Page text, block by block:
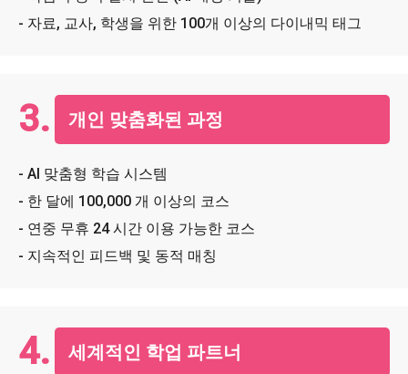
- 자료, 교사, 학생을 위한 100개 이상의 다이내믹 태그
3. 개인 맞춤화된 과정
- AI 맞춤형 학습 시스템
- 한 달에 100,000 개 이상의 코스
- 연중 무휴 24 시간 이용 가능한 코스
- 지속적인 피드백 및 동적 매칭
4. 세계적인 학업 파트너